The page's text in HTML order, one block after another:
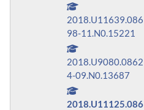
2018.U11639.086
98-11.N0.15221
2018.U9080.0862
4-09.N0.13687
2018.U11125.086